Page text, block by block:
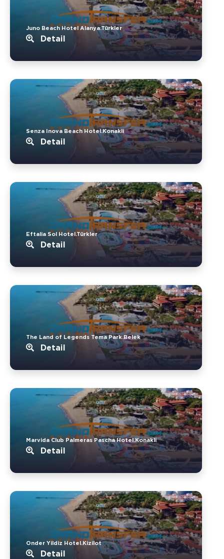
Juno Beach Hotel Alanya.Türkler
Detail
Senza Inova Beach Hotel.Konakli
Detail
Eftalia Sol Hotel.Türkler
Detail
The Land of Legends Tema Park.Belek
Detail
Marvida Club Palmeras Pascha Hotel.Konakli
Detail
Onder Yildiz Hotel.Kizilot
Detail